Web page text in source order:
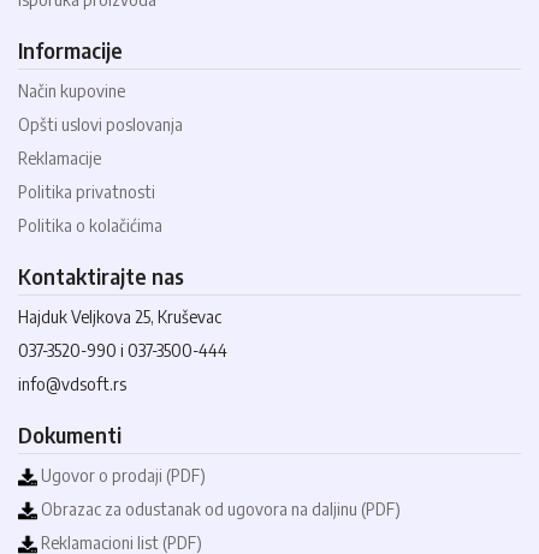
Informacije
Način kupovine
Opšti uslovi poslovanja
Reklamacije
Politika privatnosti
Politika o kolačićima
Kontaktirajte nas
Hajduk Veljkova 25, Kruševac
037-3520-990 i 037-3500-444
info@vdsoft.rs
Dokumenti
Ugovor o prodaji (PDF)
Obrazac za odustanak od ugovora na daljinu (PDF)
Reklamacioni list (PDF)